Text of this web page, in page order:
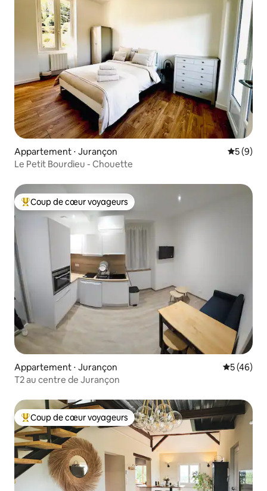
Appartement ⋅ Jurançon
5 (9)
Le Petit Bourdieu - Chouette
Coups de cœur voyageurs les plus appréciés
Coup de cœur voyageurs
Appartement ⋅ Jurançon
5 (46)
T2 au centre de Jurançon
Coups de cœur voyageurs les plus appréciés
Coup de cœur voyageurs